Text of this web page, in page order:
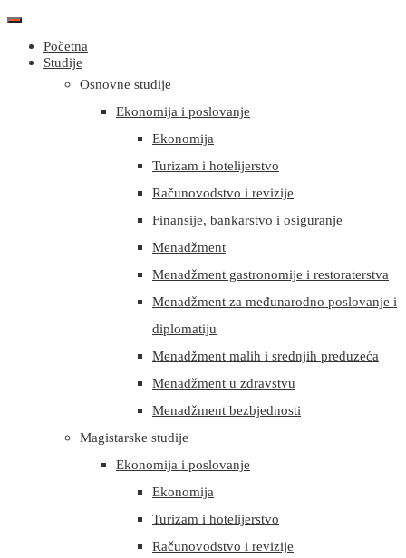
Početna
Studije
Osnovne studije
Ekonomija i poslovanje
Ekonomija
Turizam i hotelijerstvo
Računovodstvo i revizije
Finansije, bankarstvo i osiguranje
Menadžment
Menadžment gastronomije i restoraterstva
Menadžment za međunarodno poslovanje i
diplomatiju
Menadžment malih i srednjih preduzeća
Menadžment u zdravstvu
Menadžment bezbjednosti
Magistarske studije
Ekonomija i poslovanje
Ekonomija
Turizam i hotelijerstvo
Računovodstvo i revizije